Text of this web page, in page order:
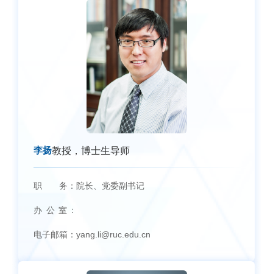
李扬教授，博士生导师
职 务： 院长、党委副书记
办 公 室：
电子邮箱： yang.li@ruc.edu.cn